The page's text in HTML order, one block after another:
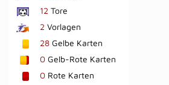
12 Tore
2 Vorlagen
28 Gelbe Karten
0 Gelb-Rote Karten
0 Rote Karten